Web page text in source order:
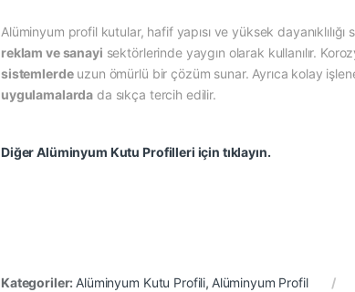
Alüminyum profil kutular, hafif yapısı ve yüksek
reklam ve sanayi sektörlerinde yaygın olarak kullanılır.
sistemlerdeuzun ömürlü bir çözüm sunar. Ayrıca kolay
uygulamalarda da sıkça tercih edilir.
Diğer Alüminyum Kutu Profilleri için tıklayın.
Kategoriler: Alüminyum Kutu Profili, Alüminyum Profil